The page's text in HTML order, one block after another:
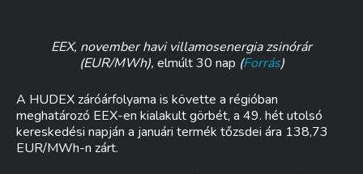
EEX, november havi villamosenergia zsinórár
(EUR/MWh), elmúlt 30 nap (Forrás)
A HUDEX záróárfolyama is követte a régióban
meghatározó EEX-en kialakult görbét, a 49. hét utolsó
kereskedési napján a januári termék tőzsdei ára 138,73
EUR/MWh-n zárt.